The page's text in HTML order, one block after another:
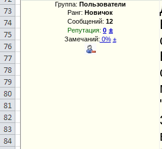
Группа: Пользователи
Ранг: Новичок
Сообщений: 12
Репутация: 0 ±
Замечаний: 0% ±